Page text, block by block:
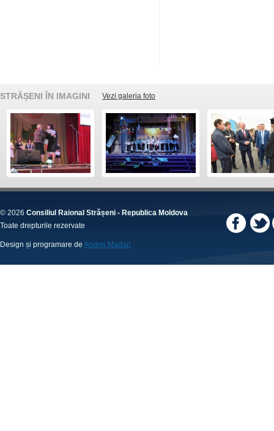
STRĂȘENI ÎN IMAGINI Vezi galeria foto
© 2026 Consiliul Raional Strășeni - Republica Moldova
Toate drepturile rezervate
Design și programare de Andrei Madan